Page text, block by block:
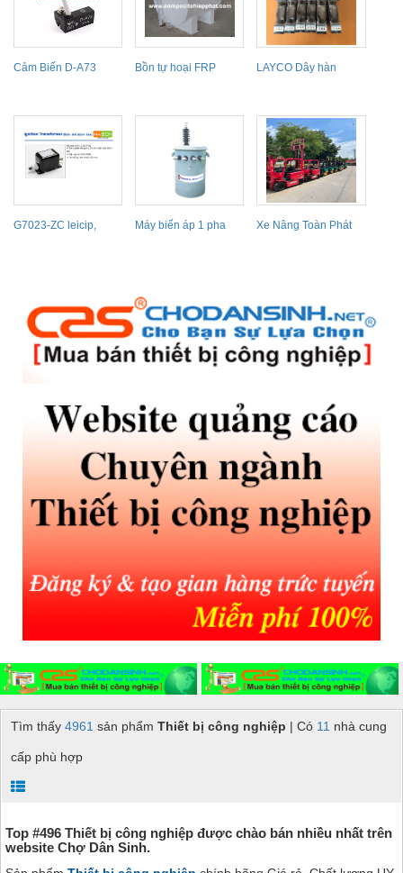
Cảm Biến D-A73 Bồn tự hoại FRP
LAYCO Dây hàn
G7023-ZC leicip,
Máy biến áp 1 pha
Xe Nâng Toàn Phát
Tìm thấy 4961 sản phẩm Thiết bị công nghiệp | Có 11 nhà cung
cấp phù hợp
Top #496 Thiết bị công nghiệp được chào bán nhiều nhất trên
website Chợ Dân Sinh.